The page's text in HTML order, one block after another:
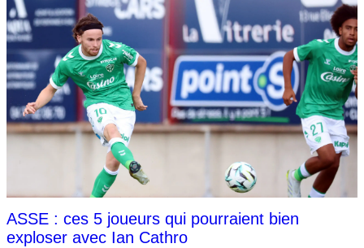
ASSE : ces 5 joueurs qui pourraient bien
exploser avec Ian Cathro